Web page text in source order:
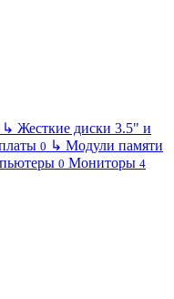
↳ Жесткие диски 3.5" и
0 ↳ Модули памяти
0 Мониторы 4